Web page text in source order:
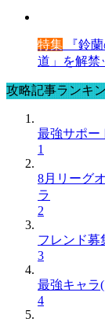
特集 『鈴
道」を解禁
攻略記事ランキ
最強サポー
1
8月リーグ
ラ
2
フレンド募
3
最強キャラ
4